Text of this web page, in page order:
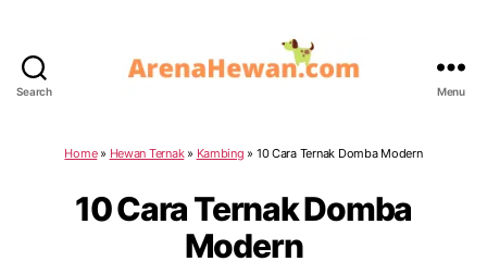
Search Menu
Home» Hewan Ternak» Kambing » 10 Cara Ternak Domba Modern
10 Cara Ternak Domba
Modern